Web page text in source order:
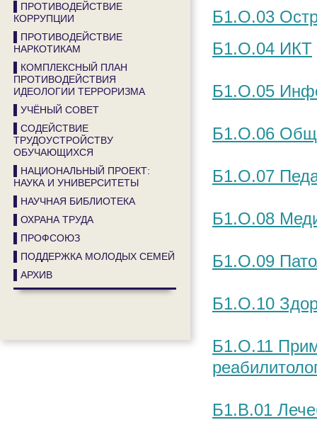
Б1.О.03
Б1.О.04 ИКТ
Б1.О.05
Б1.О.06
Б1.О.07
Б1.О.08
Б1.О.09
Б1.О.10
Б1.О.11
Б1.В.01
▌ПРОТИВОДЕЙСТВИЕ
КОРРУПЦИИ
▌ПРОТИВОДЕЙСТВИЕ
НАРКОТИКАМ
▌КОМПЛЕКСНЫЙ ПЛАН
ПРОТИВОДЕЙСТВИЯ
ИДЕОЛОГИИ ТЕРРОРИЗМА
▌УЧЁНЫЙ СОВЕТ
▌СОДЕЙСТВИЕ
ТРУДОУСТРОЙСТВУ
ОБУЧАЮЩИХСЯ
▌НАЦИОНАЛЬНЫЙ ПРОЕКТ:
НАУКА И УНИВЕРСИТЕТЫ
▌НАУЧНАЯ БИБЛИОТЕКА
▌ОХРАНА ТРУДА
▌ПРОФСОЮЗ
▌ПОДДЕРЖКА МОЛОДЫХ СЕМЕЙ
▌АРХИВ